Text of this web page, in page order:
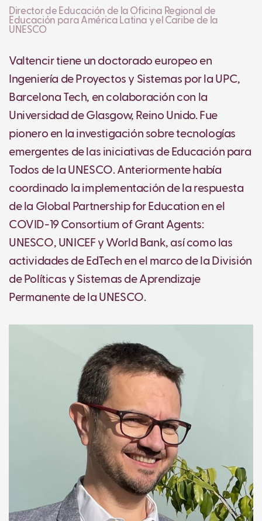
Director de Educación de la Oficina Regional de
Educación para América Latina y el Caribe de la
UNESCO
Valtencir tiene un doctorado europeo en
Ingeniería de Proyectos y Sistemas por la UPC,
Barcelona Tech, en colaboración con la
Universidad de Glasgow, Reino Unido. Fue
pionero en la investigación sobre tecnologías
emergentes de las iniciativas de Educación para
Todos de la UNESCO. Anteriormente había
coordinado la implementación de la respuesta
de la Global Partnership for Education en el
COVID-19 Consortium of Grant Agents:
UNESCO, UNICEF y World Bank, así como las
actividades de EdTech en el marco de la División
de Políticas y Sistemas de Aprendizaje
Permanente de la UNESCO.